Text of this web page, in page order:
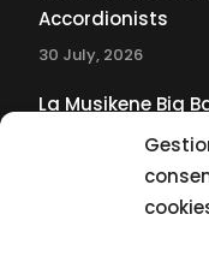
Accordionists
30 July, 2026
La Musikene Big
Tolliver en el 61